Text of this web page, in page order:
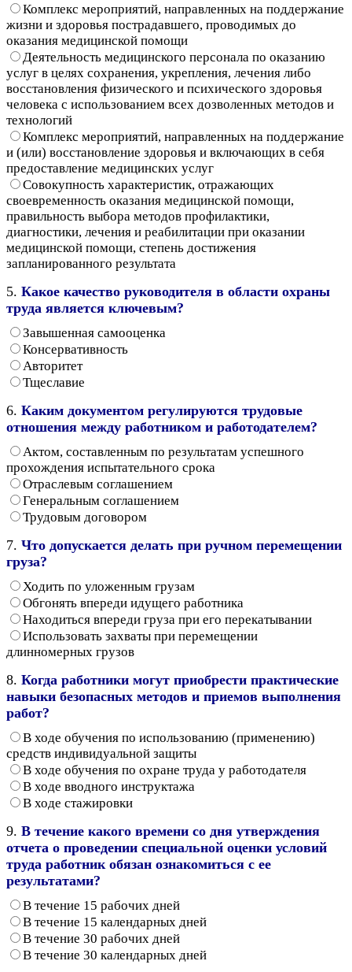
Комплекс мероприятий, направленных на поддержание
жизни и здоровья пострадавшего, проводимых до
оказания медицинской помощи
Деятельность медицинского персонала по оказанию
услуг в целях сохранения, укрепления, лечения либо
восстановления физического и психического здоровья
человека с использованием всех дозволенных методов и
технологий
Комплекс мероприятий, направленных на поддержание
и (или) восстановление здоровья и включающих в себя
предоставление медицинских услуг
Совокупность характеристик, отражающих
своевременность оказания медицинской помощи,
правильность выбора методов профилактики,
диагностики, лечения и реабилитации при оказании
медицинской помощи, степень достижения
запланированного результата
5. Какое качество руководителя в области охраны
труда является ключевым?
Завышенная самооценка
Консервативность
Авторитет
Тщеславие
6. Каким документом регулируются трудовые
отношения между работником и работодателем?
Актом, составленным по результатам успешного
прохождения испытательного срока
Отраслевым соглашением
Генеральным соглашением
Трудовым договором
7. Что допускается делать при ручном перемещении
груза?
Ходить по уложенным грузам
Обгонять впереди идущего работника
Находиться впереди груза при его перекатывании
Использовать захваты при перемещении
длинномерных грузов
8. Когда работники могут приобрести практические
навыки безопасных методов и приемов выполнения
работ?
В ходе обучения по использованию (применению)
средств индивидуальной защиты
В ходе обучения по охране труда у работодателя
В ходе вводного инструктажа
В ходе стажировки
9. В течение какого времени со дня утверждения
отчета о проведении специальной оценки условий
труда работник обязан ознакомиться с ее
результатами?
В течение 15 рабочих дней
В течение 15 календарных дней
В течение 30 рабочих дней
В течение 30 календарных дней